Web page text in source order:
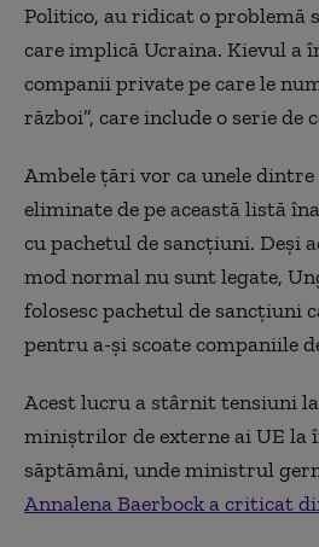
Politico, au ridicat o problemă
care implică Ucraina. Kievul a
companii private pe care le
război”, care include o serie de
Ambele țări vor ca unele
eliminate de pe această listă
cu pachetul de sancțiuni. Deși
mod normal nu sunt legate,
folosesc pachetul de sancțiuni
pentru a-și scoate companiile
Acest lucru a stârnit tensiuni
miniștrilor de externe ai UE la
săptămâni, unde ministrul
Annalena Baerbocka criticat